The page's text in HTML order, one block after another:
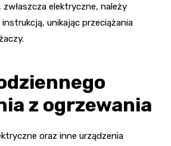
elektryczne, należy
unikając przeciążania
z ogrzewania
oraz inne urządzenia